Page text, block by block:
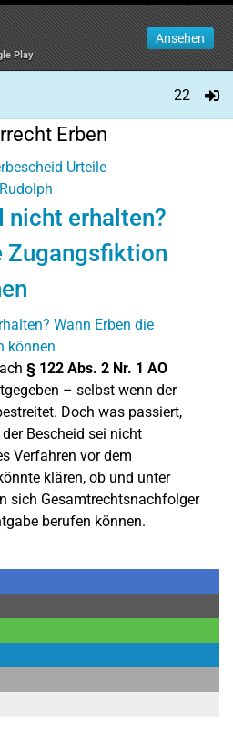
Play
Ansehen
22
Erben
Urteile
nicht erhalten?
Zugangsfiktion
§ 122 Abs. 2 Nr. 1 AO
– selbst wenn der
Doch was passiert,
Bescheid sei nicht
Verfahren vor dem
klären, ob und unter
sich Gesamtrechtsnachfolger
berufen können.